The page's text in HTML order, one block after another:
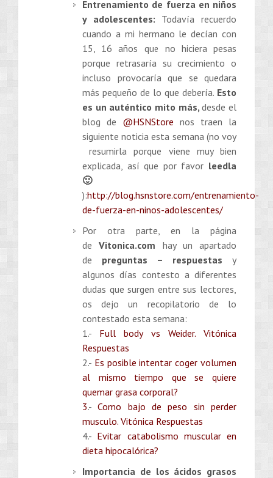
Entrenamiento de fuerza en niños
y adolescentes: Todavía recuerdo
cuando a mi hermano le decían con
15, 16 años que no hiciera pesas
porque retrasaría su crecimiento o
incluso provocaría que se quedara
más pequeño de lo que debería. Esto
es un auténtico mito más,desde el
blog de @HSNStore nos traen la
siguiente noticia esta semana (no voy
resumirla porque viene muy bien
explicada, así que por favor leedla
🙂
):http://blog.hsnstore.com/entrenamiento-
de-fuerza-en-ninos-adolescentes/
Por otra parte, en la página
deVitonica.com hay un apartado
de preguntas – respuestas y
algunos días contesto a diferentes
dudas que surgen entre sus lectores,
os dejo un recopilatorio de lo
contestado esta semana:
1.- Full body vs Weider. Vitónica
Respuestas
2.- Es posible intentar coger volumen
al mismo tiempo que se quiere
quemar grasa corporal?
3.-Como bajo de peso sin perder
musculo. Vitónica Respuestas
4.- Evitar catabolismo muscular en
dieta hipocalórica?
Importancia de los ácidos grasos